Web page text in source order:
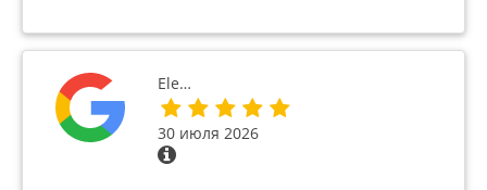
Ele…
30 июля 2026